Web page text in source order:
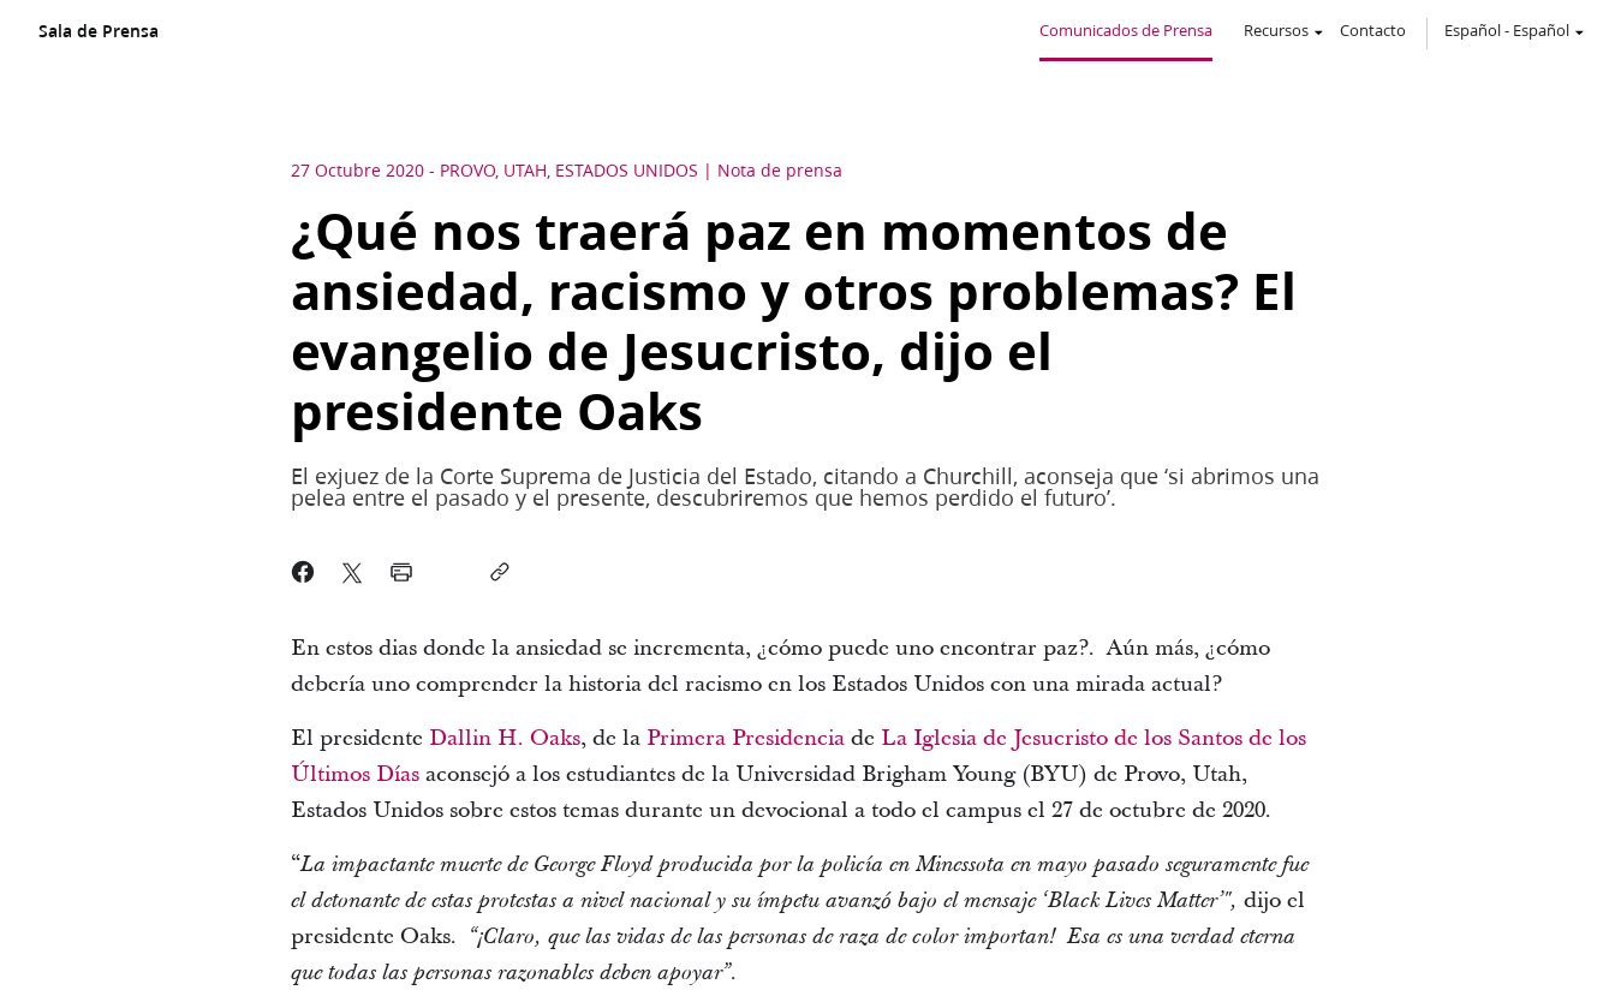
Sala de Prensa Comunicados de Prensa Recursos Contacto Español- Español
27 Octubre 2020 - PROVO, UTAH, ESTADOS UNIDOS Nota de prensa
¿Qué nos traerá paz en momentos de
ansiedad, racismo y otros problemas? El
evangelio de Jesucristo, dijo el
presidente Oaks
El exjuez de la Corte Suprema de Justicia del Estado, citando a Churchill, aconseja que ‘si abrimos una
pelea entre el pasado y el presente, descubriremos que hemos perdido el futuro’.
En estos dias donde la ansiedad se incrementa, ¿cómo puede uno encontrar paz?. Aún más, ¿cómo
debería uno comprender la historia del racismo en los Estados Unidos con una mirada actual?
El presidente Dallin H. Oaks, de la Primera Presidenciade La Iglesia de Jesucristo de los Santos de los
Últimos Díasaconsejó a los estudiantes de la Universidad Brigham Young (BYU) de Provo, Utah,
Estados Unidos sobre estos temas durante un devocional a todo el campus el 27 de octubre de 2020.
“La impactante muerte de George Floyd producida por la policía en Minessota en mayo pasado seguramente fue
el detonante de estas protestas a nivel nacional y su ímpetu avanzó bajo el mensaje ‘Black Lives Matter’", dijo el
presidente Oaks. “¡Claro, que las vidas de las personas de raza de color importan! Esa es una verdad eterna
que todas las personas razonables deben apoyar”.